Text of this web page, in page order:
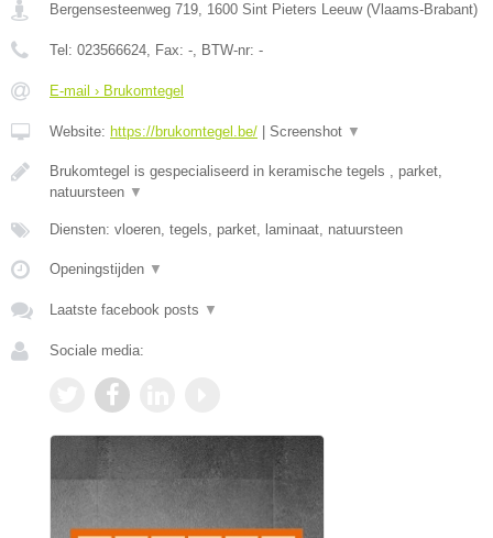
Bergensesteenweg 719, 1600 Sint Pieters Leeuw(Vlaams-Brabant)
Tel: 023566624, Fax: -, BTW-nr: -
E-mail › Brukomtegel
Website: https://brukomtegel.be/ Screenshot ▼
Brukomtegel is gespecialiseerd in keramische tegels , parket,
natuursteen ▼
Diensten: vloeren, tegels, parket, laminaat, natuursteen
Openingstijden ▼
Laatste facebook posts ▼
Sociale media: